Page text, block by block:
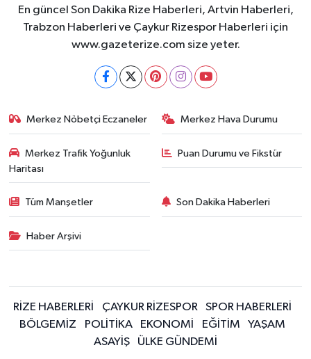
En güncel Son Dakika Rize Haberleri, Artvin Haberleri,
Trabzon Haberleri ve Çaykur Rizespor Haberleri için
www.gazeterize.com size yeter.
Merkez Nöbetçi Eczaneler Merkez Hava Durumu
Merkez Trafik Yoğunluk
Haritası
Puan Durumu ve Fikstür
Tüm Manşetler Son Dakika Haberleri
Haber Arşivi
RİZE HABERLERİ ÇAYKUR RİZESPOR
SPOR HABERLERİ
BÖLGEMİZ
POLİTİKA EKONOMİ EĞİTİM
YAŞAM
ASAYİŞ
ÜLKE GÜNDEMİ